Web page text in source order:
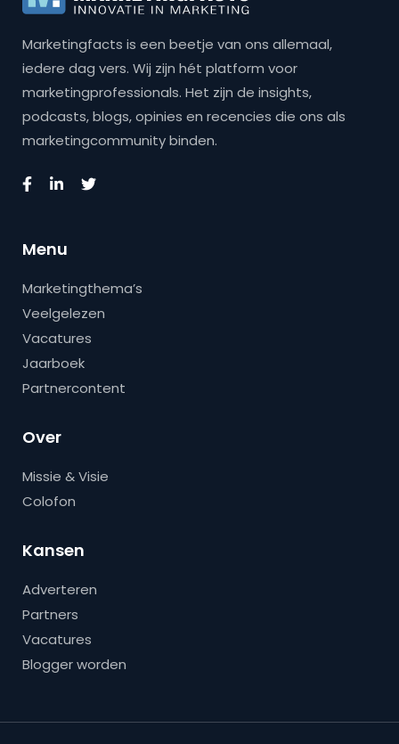
Marketingfacts is een beetje van ons allemaal,
iedere dag vers. Wij zijn hét platform voor
marketingprofessionals. Het zijn de insights,
podcasts, blogs, opinies en recencies die ons als
marketingcommunity binden.
Menu
Marketingthema’s
Veelgelezen
Vacatures
Jaarboek
Partnercontent
Over
Missie & Visie
Colofon
Kansen
Adverteren
Partners
Vacatures
Blogger worden